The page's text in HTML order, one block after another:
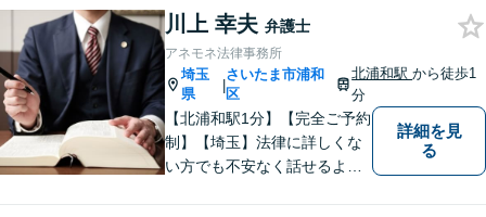
駅5分】【プライバシー配慮】
【平日22時・土日祝20時ま
で】【弁護士歴10年以上】
川上 幸夫 弁護士
アネモネ法律事務所
埼玉
県
|
さいたま市浦和
区
北浦和駅から徒歩1
分
【北浦和駅1分】【完全ご予約
制】【埼玉】法律に詳しくな
い方でも不安なく話せるよ
詳細を見
る